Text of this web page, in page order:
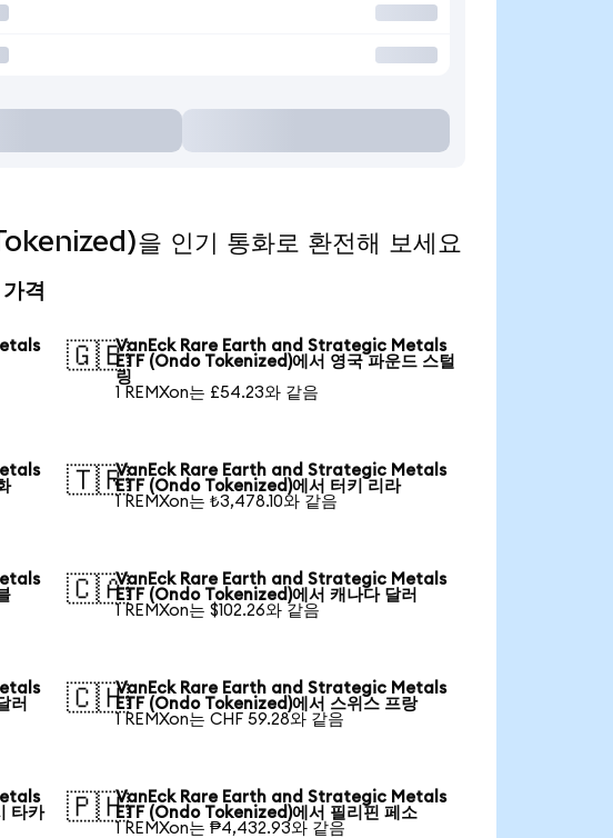
을 인기 통화로 환전해 보세요
격
🇬🇧VanEck Rare Earth and Strategic Metals
ETF (Ondo Tokenized)에서 영국 파운드 스털
링
1 REMXon는 £54.23와 같음
🇹🇷VanEck Rare Earth and Strategic Metals
ETF (Ondo Tokenized)에서 터키 리라
1 REMXon는 ₺3,478.10와 같음
🇨🇦VanEck Rare Earth and Strategic Metals
ETF (Ondo Tokenized)에서 캐나다 달러
1 REMXon는 $102.26와 같음
러
🇨🇭VanEck Rare Earth and Strategic Metals
ETF (Ondo Tokenized)에서 스위스 프랑
1 REMXon는 CHF 59.28와 같음
타카
🇵🇭VanEck Rare Earth and Strategic Metals
ETF (Ondo Tokenized)에서 필리핀 페소
1 REMXon는 ₱4,432.93와 같음